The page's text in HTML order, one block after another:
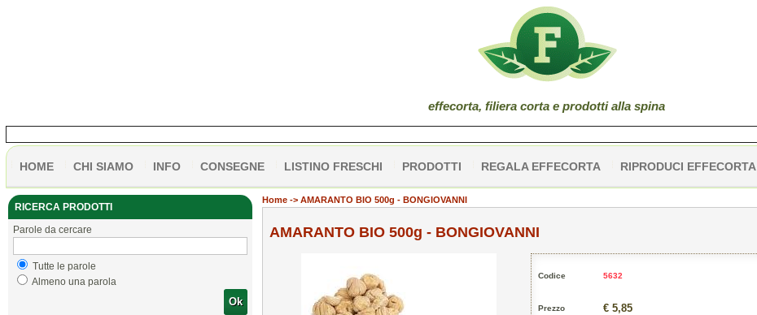
effecorta, filiera corta e prodotti alla spina
HOME CHI SIAMO INFO CONSEGNE LISTINO FRESCHI PRODOTTI REGALA EFFECORTA RIPRODUCI EFFECORTA
RICERCA PRODOTTI
Parole da cercare
Tutte le parole
Almeno una parola
Ok
Home-> AMARANTO BIO 500g - BONGIOVANNI
AMARANTO BIO 500g - BONGIOVANNI
Codice 5632
Prezzo € 5,85